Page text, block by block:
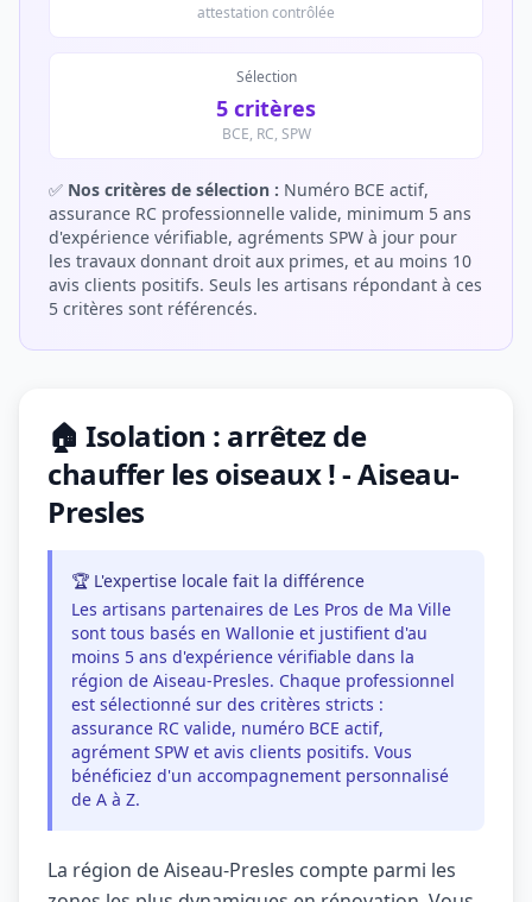
attestation contrôlée
Sélection
5 critères
BCE, RC, SPW
✅ Nos critères de sélection : Numéro BCE actif,
assurance RC professionnelle valide, minimum 5 ans
d'expérience vérifiable, agréments SPW à jour pour
les travaux donnant droit aux primes, et au moins 10
avis clients positifs. Seuls les artisans répondant à ces
5 critères sont référencés.
🏠 Isolation : arrêtez de
chauffer les oiseaux ! - Aiseau-
Presles
🏆 L'expertise locale fait la différence
Les artisans partenaires de Les Pros de Ma Ville
sont tous basés en Wallonie et justifient d'au
moins 5 ans d'expérience vérifiable dans la
région de Aiseau-Presles. Chaque professionnel
est sélectionné sur des critères stricts :
assurance RC valide, numéro BCE actif,
agrément SPW et avis clients positifs. Vous
bénéficiez d'un accompagnement personnalisé
de A à Z.
La région de Aiseau-Presles compte parmi les